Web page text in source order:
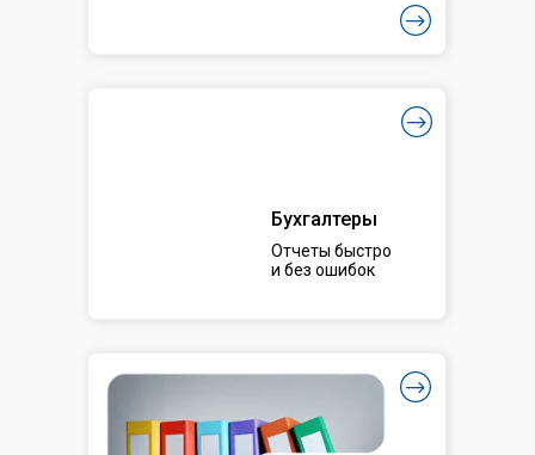
Бухгалтеры
Отчеты быстро
и без ошибок